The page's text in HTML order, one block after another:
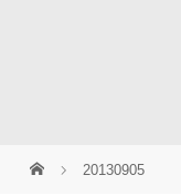
20130905